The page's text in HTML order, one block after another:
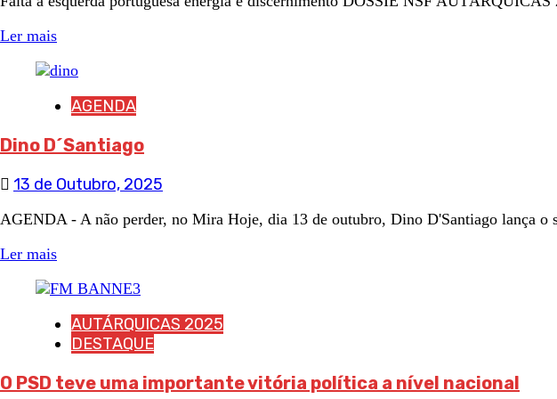
Ler mais
AGENDA
Dino D´Santiago
13 de Outubro, 2025
AGENDA - A não perder, no Mira Hoje, dia 13 de outubro, Dino D'Santiago lança o
Ler mais
AUTÁRQUICAS 2025
DESTAQUE
O PSD teve uma importante vitória política a nível nacional